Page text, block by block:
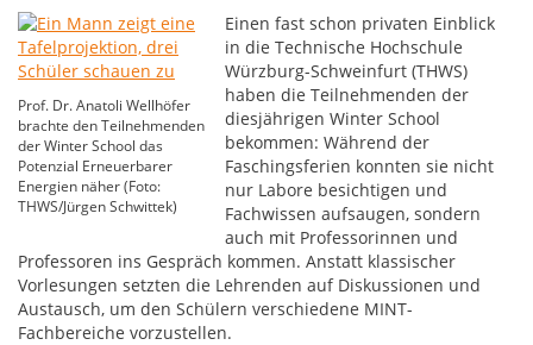
Prof. Dr. Anatoli Wellhöfer
brachte den Teilnehmenden
der Winter School das
Potenzial Erneuerbarer
Energien näher (Foto:
THWS/Jürgen Schwittek)
Einen fast schon privaten Einblick
in die Technische Hochschule
Würzburg-Schweinfurt (THWS)
haben die Teilnehmenden der
diesjährigen Winter School
bekommen: Während der
Faschingsferien konnten sie nicht
nur Labore besichtigen und
Fachwissen aufsaugen, sondern
auch mit Professorinnen und
Professoren ins Gespräch kommen. Anstatt klassischer
Vorlesungen setzten die Lehrenden auf Diskussionen und
Austausch, um den Schülern verschiedene MINT-
Fachbereiche vorzustellen.